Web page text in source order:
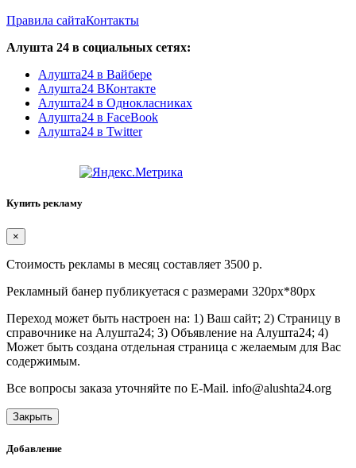
Правила сайтаКонтакты
Алушта 24 в социальных сетях:
Алушта24 в Вайбере
Алушта24 ВКонтакте
Алушта24 в Однокласниках
Алушта24 в FaceBook
Алушта24 в Twitter
Купить рекламу
×
Стоимость рекламы в месяц составляет 3500 р.
Рекламный банер публикуетася с размерами 320px*80px
Переход может быть настроен на: 1) Ваш сайт; 2) Страницу в
справочнике на Алушта24; 3) Объявление на Алушта24; 4)
Может быть создана отдельная страница с желаемым для Вас
содержимым.
Все вопросы заказа уточняйте по E-Mail. info@alushta24.org
Закрыть
Добавление